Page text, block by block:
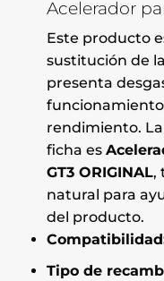
Acelerador
Este producto
sustitución de
presenta
rendimiento.
ficha es
GT3 ORIGINAL,
natural para
del producto.
Tipo de